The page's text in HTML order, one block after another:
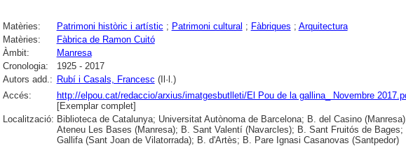
Matèries: Patrimoni històric i artístic ; Patrimoni cultural ; Fàbriques ; Arquitectura
Matèries:
Fàbrica de Ramon Cuitó
Àmbit:
Manresa
Cronologia:
1925 - 2017
Autors add.: Rubí i Casals, Francesc (Il·l.)
Accés:
http://elpou.cat/redaccio/arxius/imatgesbutlleti/El Pou de la gallina_ Novembre
[Exemplar complet]
Localització: Biblioteca de Catalunya; Universitat Autònoma de Barcelona; B. del Casino
Ateneu Les Bases (Manresa); B. Sant Valentí (Navarcles); B. Sant Fruitós de Bages;
Gallifa (Sant Joan de Vilatorrada); B. d'Artès; B. Pare Ignasi Casanovas (Santpedor)